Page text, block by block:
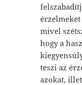
mivel
hogy a
teszi az
azokat,